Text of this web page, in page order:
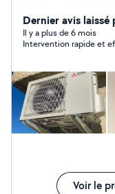
frigorigène , je suis
travaux. Facebook :
Dernier avis laissé
Il y a plus de 6 mois
Voir le